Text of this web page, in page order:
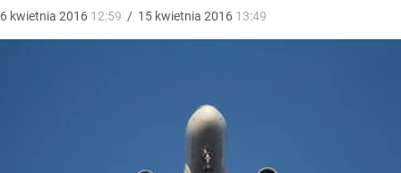
6 kwietnia 2016 12:59 / 15 kwietnia 2016 13:49